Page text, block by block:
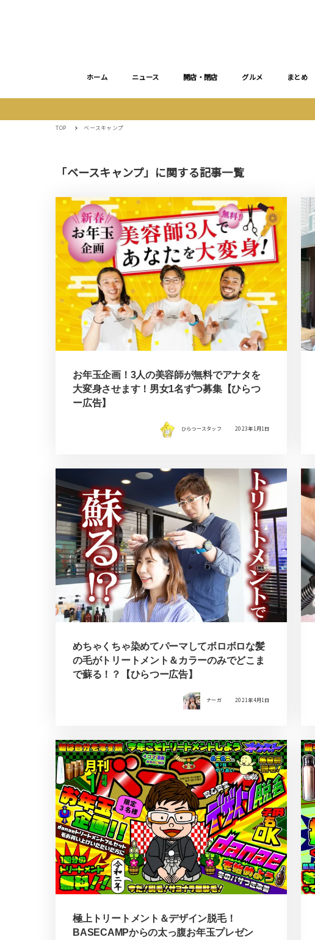
ホーム ニュース 開店・閉店 グルメ まとめ
TOP ベースキャンプ
「ベースキャンプ」に関する記事一覧
お年玉企画！3人の美容師が無料でアナタを
大変身させます！男女1名ずつ募集【ひらつ
ー広告】
ひらつースタッフ 2023年1月1日
めちゃくちゃ染めてパーマしてボロボロな髪
の毛がトリートメント＆カラーのみでどこま
で蘇る！？【ひらつー広告】
ナーガ 2021年4月1日
極上トリートメント＆デザイン脱毛！
BASECAMPからの太っ腹お年玉プレゼン